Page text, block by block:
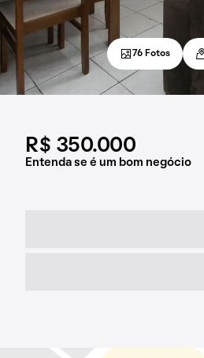
R$ 350.000
Entenda se é um bom negócio
76 Fotos